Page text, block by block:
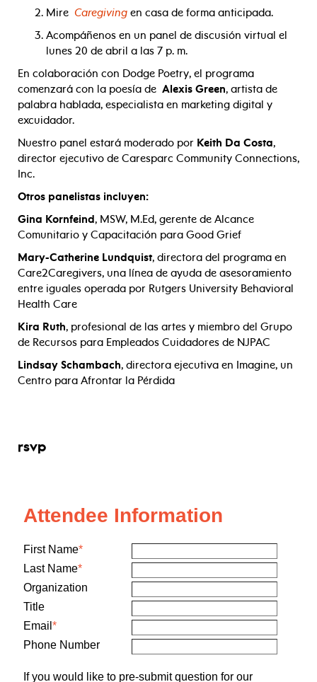
Mire Caregiving en casa de forma anticipada.
Acompáñenos en un panel de discusión virtual el
lunes 20 de abril a las 7 p. m.
En colaboración con Dodge Poetry, el programa
comenzará con la poesía de Alexis Green, artista de
palabra hablada, especialista en marketing digital y
excuidador.
Nuestro panel estará moderado por Keith Da Costa,
director ejecutivo de Caresparc Community Connections,
Inc.
Otros panelistas incluyen:
Gina Kornfeind, MSW, M.Ed, gerente de Alcance
Comunitario y Capacitación para Good Grief
Mary-Catherine Lundquist, directora del programa en
Care2Caregivers, una línea de ayuda de asesoramiento
entre iguales operada por Rutgers University Behavioral
Health Care
Kira Ruth, profesional de las artes y miembro del Grupo
de Recursos para Empleados Cuidadores de NJPAC
Lindsay Schambach, directora ejecutiva en Imagine, un
Centro para Afrontar la Pérdida
rsvp